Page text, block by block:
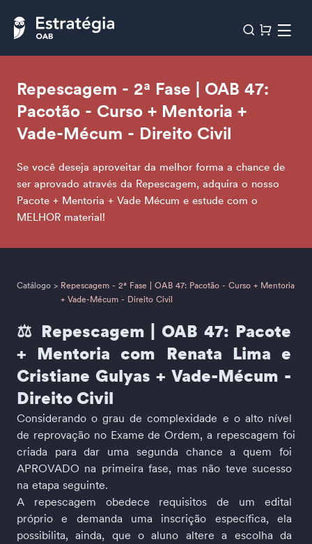
Repescagem - 2ª Fase | OAB 47:
Pacotão - Curso + Mentoria +
Vade-Mécum - Direito Civil
Se você deseja aproveitar da melhor forma a chance de
ser aprovado através da Repescagem, adquira o nosso
Pacote + Mentoria + Vade Mécum e estude com o
MELHOR material!
Catálogo > Repescagem - 2ª Fase | OAB 47: Pacotão - Curso + Mentoria
+ Vade-Mécum - Direito Civil
⚖️ Repescagem | OAB 47: Pacote
+ Mentoria com Renata Lima e
Cristiane Gulyas + Vade-Mécum -
Direito Civil
Considerando o grau de complexidade e o alto nível
de reprovação no Exame de Ordem, a repescagem foi
criada para dar uma segunda chance a quem foi
APROVADO na primeira fase, mas não teve sucesso
na etapa seguinte.
A repescagem obedece requisitos de um edital
próprio e demanda uma inscrição específica, ela
possibilita, ainda, que o aluno altere a escolha da